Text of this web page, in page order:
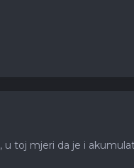
toj mjeri da je i